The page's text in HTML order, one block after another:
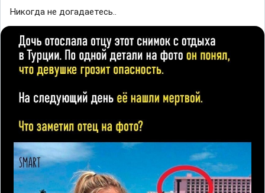
Никогда не догадаетесь..